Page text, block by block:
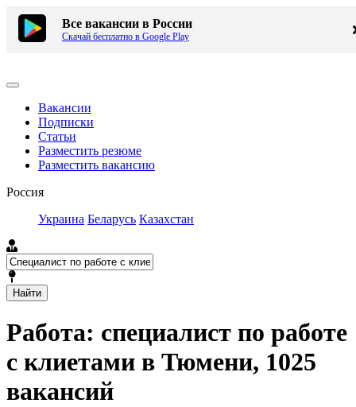
Все вакансии в России
Скачай бесплатно в Google Play
Вакансии
Подписки
Статьи
Разместить резюме
Разместить вакансию
Россия
Украина Беларусь Казахстан
Найти
Работа: специалист по работе
с клиетами в Тюмени, 1025
вакансий